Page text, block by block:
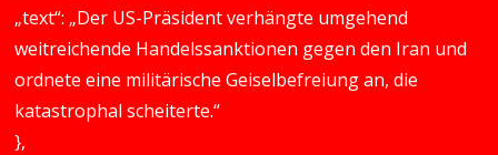
„text“: „Der US-Präsident verhängte umgehend
weitreichende Handelssanktionen gegen den Iran und
ordnete eine militärische Geiselbefreiung an, die
katastrophal scheiterte.“
},